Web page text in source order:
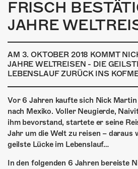
GALERIE
PHOTOMAT
INFOS
KONTAKT
ÜBER UNS
GÖNNEREI
FRISCH
JAHRE
AM 3. OKTOBER 2018 KOMMT
JAHRE WELTREISEN - DIE
LEBENSLAUF ZURÜCK INS
Vor 6 Jahren kaufte sich Nick Martin
nach Mexiko. Voller Neugierde,
ihm bevorstand, startete er seine
Jahr um die Welt zu reisen – daraus
geilste Lücke im Lebenslauf…
In den folgenden 6 Jahren bereiste